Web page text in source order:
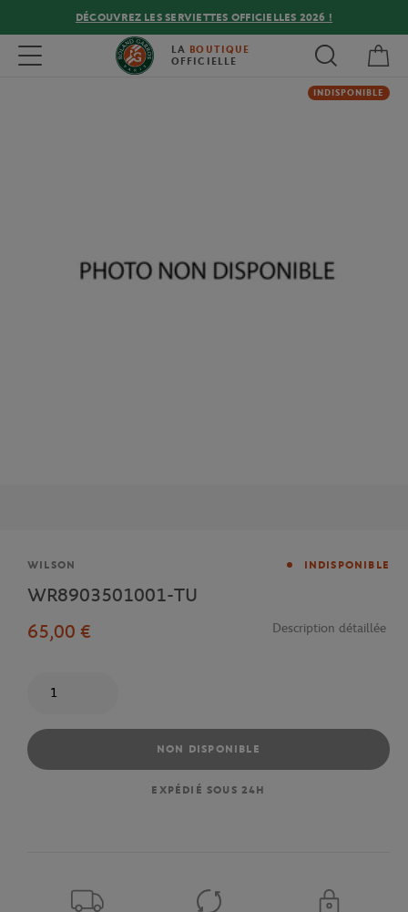
DÉCOUVREZ LES SERVIETTES OFFICIELLES 2026 !
Toggle navigation LA BOUTIQUE
OFFICIELLE
INDISPONIBLE
Marque
WILSON INDISPONIBLE
WR8903501001-TU
65,00 €
Description détaillée
NON DISPONIBLE
EXPÉDIÉ SOUS 24H